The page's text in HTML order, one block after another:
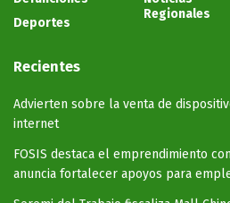
Deportes
Regionales
Recientes
Advierten sobre la venta de
internet
FOSIS destaca el emprendimiento
anuncia fortalecer apoyos para